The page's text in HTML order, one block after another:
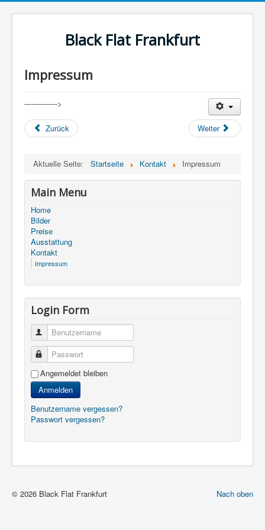
Black Flat Frankfurt
Impressum
-------------->
Zurück Weiter
Aktuelle Seite: Startseite Kontakt Impressum
Main Menu
Home
Bilder
Preise
Ausstattung
Kontakt
Impressum
Login Form
Benutzername
Passwort
Angemeldet bleiben
Anmelden
Benutzername vergessen?
Passwort vergessen?
Nach oben
© 2026 Black Flat Frankfurt